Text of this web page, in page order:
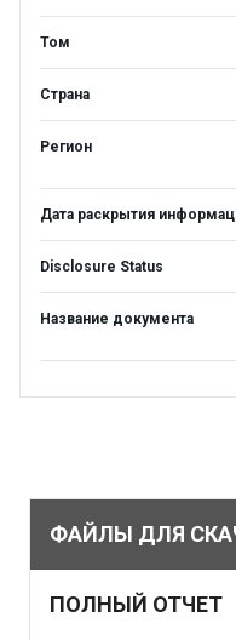
Том
Страна
Регион
Дата раскрытия
Disclosure Status
Название документа
ФАЙЛЫ ДЛЯ
ПОЛНЫЙ ОТЧЕТ